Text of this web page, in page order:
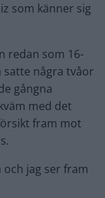
som känner sig
redan som 16-
satte några tvåor
gångna
med det
fram mot
jag ser fram